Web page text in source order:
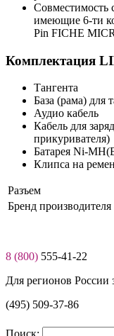
Совместимость
имеющие 6-ти
Pin FICHE
Комплектация
Тангента
База (рама) для
Аудио кабель
Кабель для
прикуривателя)
Батарея Ni-
Клипса на
Разъем
Бренд производителя
8 (800) 555-41-22
Для регионов России
(495) 509-37-86